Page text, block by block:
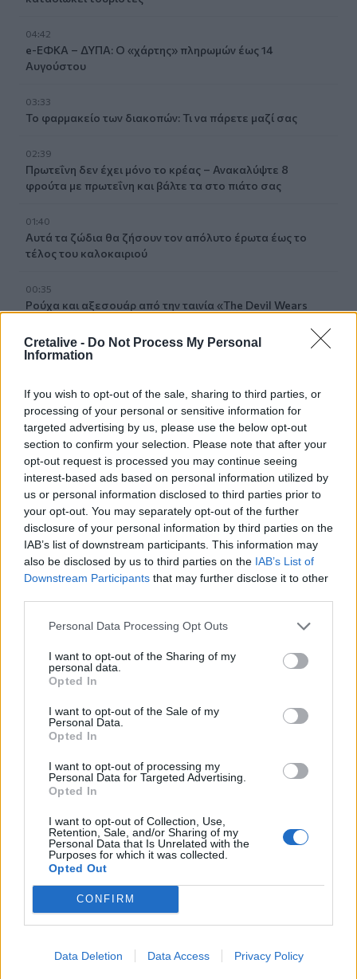
Cretalive - Do Not Process My Personal
Information
If you wish to opt-out of the sale, sharing to third parties, or
processing of your personal or sensitive information for
targeted advertising by us, please use the below opt-out
section to confirm your selection. Please note that after your
opt-out request is processed you may continue seeing
interest-based ads based on personal information utilized by
us or personal information disclosed to third parties prior to
your opt-out. You may separately opt-out of the further
disclosure of your personal information by third parties on the
IAB’s list of downstream participants. This information may
also be disclosed by us to third parties on the IAB’s List of
Downstream Participants that may further disclose it to other
Personal Data Processing Opt Outs
I want to opt-out of the Sharing of my
personal data.
Opted In
I want to opt-out of the Sale of my
Personal Data.
Opted In
I want to opt-out of processing my
Personal Data for Targeted Advertising.
Opted In
I want to opt-out of Collection, Use,
Retention, Sale, and/or Sharing of my
Personal Data that Is Unrelated with the
Purposes for which it was collected.
Opted Out
CONFIRM
Data Deletion Data Access Privacy Policy
04:42
e-ΕΦΚΑ – ΔΥΠΑ: Ο «χάρτης» πληρωμών έως 14
Αυγούστου
03:33
Το φαρμακείο των διακοπών: Τι να πάρετε μαζί σας
02:39
Πρωτεΐνη δεν έχει μόνο το κρέας – Ανακαλύψτε 8
φρούτα με πρωτεΐνη και βάλτε τα στο πιάτο σας
01:40
Αυτά τα ζώδια θα ζήσουν τον απόλυτο έρωτα έως το
τέλος του καλοκαιριού
00:35
Ρούχα και αξεσουάρ από την ταινία «The Devil Wears
23:59
βάση
23:47
Χαμός στη Βουλή του Κοσόβου: Βουλευτής πέταξε αυγά
στον πρωθυπουργό - Δείτε βίντεο
23:39
Νέα έρευνα: Οι γυναίκες με δύο έως τρία παιδιά γερνούν
πιο αργά
23:31
Ολική έκλειψη ηλίου: Στις 12 Αυγούστου θα σκοτεινιάσει
σκαμπανεβάσματα, η χρονιά
Ιταλία-Ισπανία: Κλιμακώνεται η σύγκρουση για τη
Συνθήκη Σένγκεν
23:09
Σοβαρό τροχαίο στο Λαγονήσι: Αυτοκίνητο
συγκρούστηκε με μηχανή αστυνομικών της ΔΙΑΣ - Δείτε
22:59
Νέα πρόκληση Φιντάν: «Η σταθερότητα στην Κύπρο
οφείλεται στην παρουσία Τούρκων στρατιωτών»
22:53